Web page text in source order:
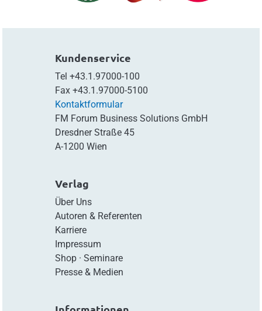
Kundenservice
Tel +43.1.97000-100
Fax +43.1.97000-5100
Kontaktformular
FM Forum Business Solutions GmbH
Dresdner Straße 45
A-1200 Wien
Verlag
Über Uns
Autoren & Referenten
Karriere
Impressum
Shop· Seminare
Presse & Medien